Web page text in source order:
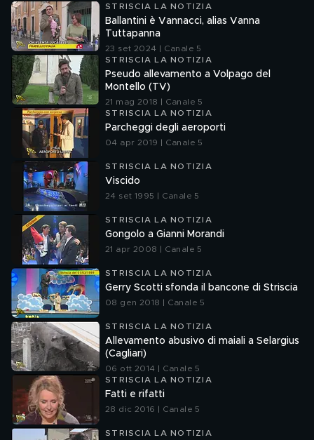
STRISCIA LA NOTIZIA
Ballantini è Vannacci, alias Vanna
Tuttapanna
23 set 2024 | Canale 5
STRISCIA LA NOTIZIA
Pseudo allevamento a Volpago del
Montello (TV)
21 mag 2018 | Canale 5
STRISCIA LA NOTIZIA
Parcheggi degli aeroporti
04 apr 2019 | Canale 5
STRISCIA LA NOTIZIA
Viscido
24 set 1995 | Canale 5
STRISCIA LA NOTIZIA
Gongolo a Gianni Morandi
21 apr 2008 | Canale 5
STRISCIA LA NOTIZIA
Gerry Scotti sfonda il bancone di Striscia
08 gen 2018 | Canale 5
STRISCIA LA NOTIZIA
Allevamento abusivo di maiali a Selargius
(Cagliari)
06 ott 2014 | Canale 5
STRISCIA LA NOTIZIA
Fatti e rifatti
28 dic 2016 | Canale 5
STRISCIA LA NOTIZIA